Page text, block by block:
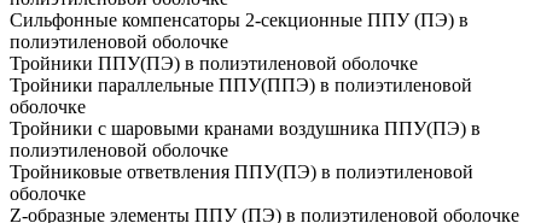
Сильфонные компенсаторы 2-секционные ППУ (ПЭ) в
полиэтиленовой оболочке
Тройники ППУ(ПЭ) в полиэтиленовой оболочке
Тройники параллельные ППУ(ППЭ) в полиэтиленовой
оболочке
Тройники с шаровыми кранами воздушника ППУ(ПЭ) в
полиэтиленовой оболочке
Тройниковые ответвления ППУ(ПЭ) в полиэтиленовой
оболочке
Z-образные элементы ППУ (ПЭ) в полиэтиленовой оболочке